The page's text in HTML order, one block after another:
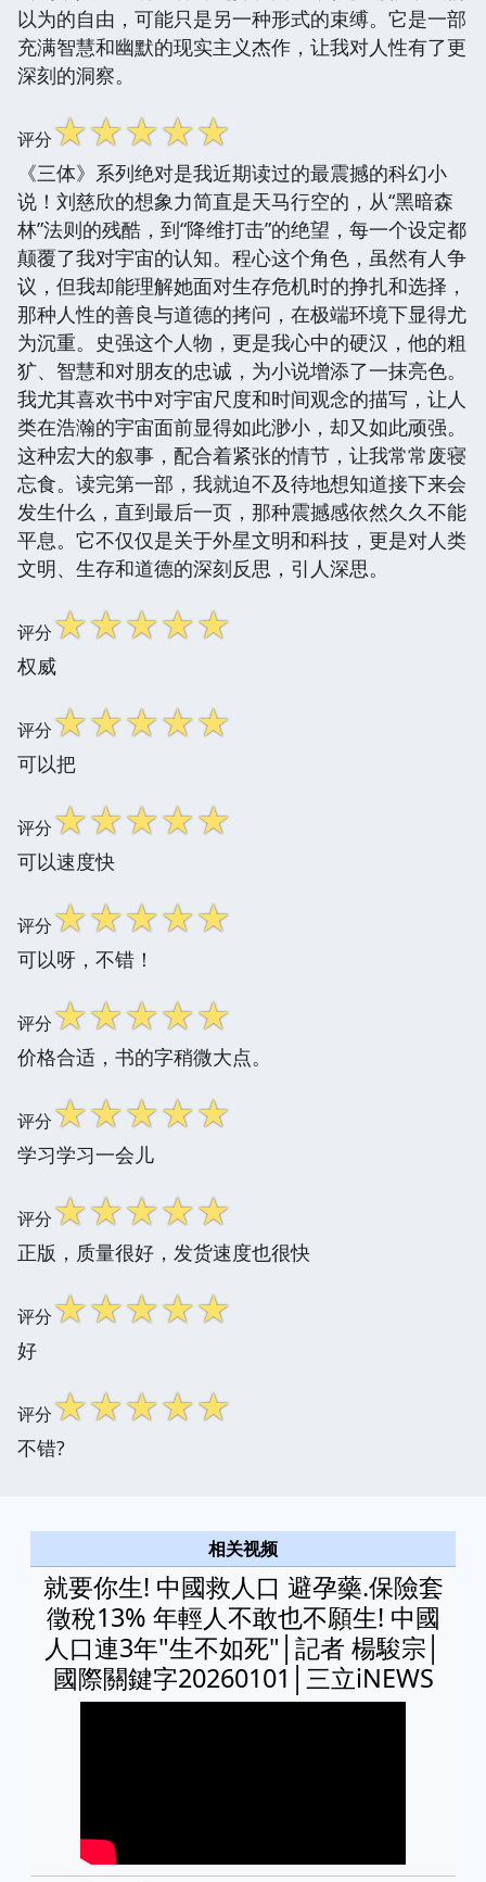
以为的自由，可能只是另一种形式的束缚。它是一部
充满智慧和幽默的现实主义杰作，让我对人性有了更
深刻的洞察。
评分☆☆☆☆☆
《三体》系列绝对是我近期读过的最震撼的科幻小
说！刘慈欣的想象力简直是天马行空的，从“黑暗森
林”法则的残酷，到“降维打击”的绝望，每一个设定都
颠覆了我对宇宙的认知。程心这个角色，虽然有人争
议，但我却能理解她面对生存危机时的挣扎和选择，
那种人性的善良与道德的拷问，在极端环境下显得尤
为沉重。史强这个人物，更是我心中的硬汉，他的粗
犷、智慧和对朋友的忠诚，为小说增添了一抹亮色。
我尤其喜欢书中对宇宙尺度和时间观念的描写，让人
类在浩瀚的宇宙面前显得如此渺小，却又如此顽强。
这种宏大的叙事，配合着紧张的情节，让我常常废寝
忘食。读完第一部，我就迫不及待地想知道接下来会
发生什么，直到最后一页，那种震撼感依然久久不能
平息。它不仅仅是关于外星文明和科技，更是对人类
文明、生存和道德的深刻反思，引人深思。
评分☆☆☆☆☆
权威
评分☆☆☆☆☆
可以把
评分☆☆☆☆☆
可以速度快
评分☆☆☆☆☆
可以呀，不错！
评分☆☆☆☆☆
价格合适，书的字稍微大点。
评分☆☆☆☆☆
学习学习一会儿
评分☆☆☆☆☆
正版，质量很好，发货速度也很快
评分☆☆☆☆☆
好
评分☆☆☆☆☆
不错?
相关视频
就要你生! 中國救人口 避孕藥.保險套
徵稅13% 年輕人不敢也不願生! 中國
人口連3年"生不如死"│記者 楊駿宗│
國際關鍵字20260101│三立iNEWS